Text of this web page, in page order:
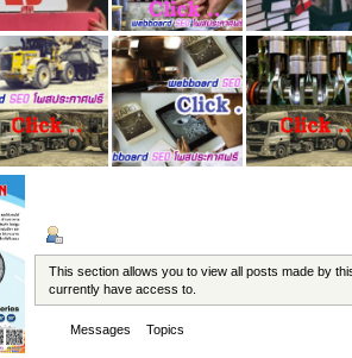
This section allows you to view all posts made by
currently have access to.
Messages Topics